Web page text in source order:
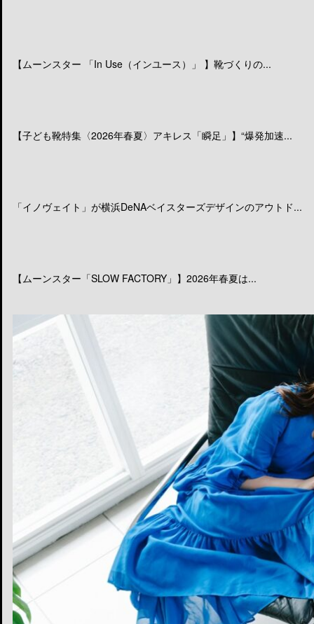
【ムーンスター 「In Use（インユース）」 】靴づくりの...
【子ども靴特集〈2026年春夏〉アキレス「瞬足」】“爆発加速...
「イノヴェイト」が横浜DeNAベイスターズデザインのアウトド...
【ムーンスター「SLOW FACTORY」】2026年春夏は...